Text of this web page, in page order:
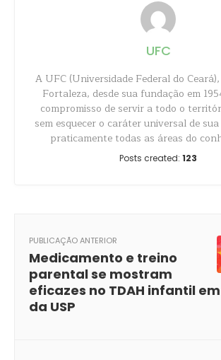
UFC
A UFC (Universidade Federal do
Fortaleza, desde sua fundação em
compromisso de servir a todo o
sem esquecer o caráter universal de
praticamente todas as áreas do
Posts created: 123
PUBLICAÇÃO ANTERIOR
Medicamento e treino
parental se mostram
eficazes no TDAH infantil
da USP